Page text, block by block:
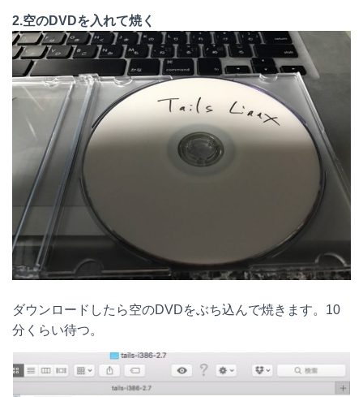
2.空のDVDを入れて焼く
ダウンロードしたら空のDVDをぶち込んで焼きます。10
分くらい待つ。